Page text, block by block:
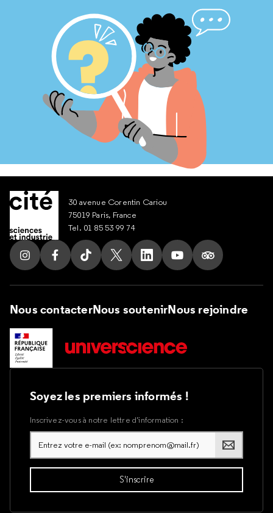
30 avenue Corentin Cariou
75019 Paris, France
Tel. 01 85 53 99 74
Suivez nous sur Instagram
Suivez nous sur Facebook
Suivez nous sur Tik Tok
Suivez nous sur X
Suivez nous sur LinkedIn
Suivez nous sur
Suivez nous
Nous contacterNous soutenirNous rejoindre
Soyez les premiers informés !
Inscrivez-vous à notre lettre d’information :